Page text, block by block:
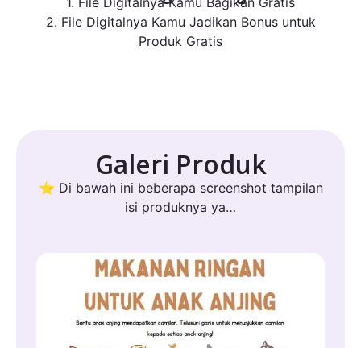
2. File Digitalnya Kamu Jadikan Bonus untuk
Produk Gratis
Galeri Produk
⭐ Di bawah ini beberapa screenshot tampilan
isi produknya ya…